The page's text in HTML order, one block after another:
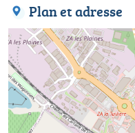
Plan et adresse